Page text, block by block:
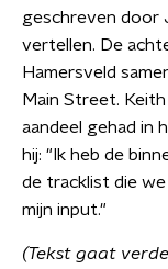
geschreven door
vertellen. De
Hamersveld
Main Street.
aandeel gehad in
hij: "Ik heb de
de tracklist die
mijn input."
(Tekst gaat